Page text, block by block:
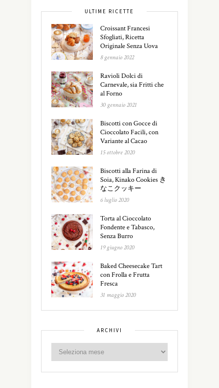
ULTIME RICETTE
Croissant Francesi
Sfogliati, Ricetta
Originale Senza Uova
8 gennaio 2022
Ravioli Dolci di
Carnevale, sia Fritti che
al Forno
30 gennaio 2021
Biscotti con Gocce di
Cioccolato Facili, con
Variante al Cacao
15 ottobre 2020
Biscotti alla Farina di
Soia, Kinako Cookies き
なこクッキー
6 luglio 2020
Torta al Cioccolato
Fondente e Tabasco,
Senza Burro
19 giugno 2020
Baked Cheesecake Tart
con Frolla e Frutta
Fresca
31 maggio 2020
ARCHIVI